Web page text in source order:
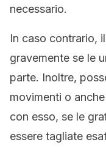
necessario.
In caso contrario,
gravemente se le
parte. Inoltre,
movimenti o
con esso, se le
essere tagliate